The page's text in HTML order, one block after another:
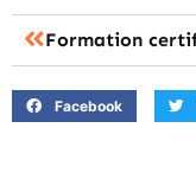
Facebook